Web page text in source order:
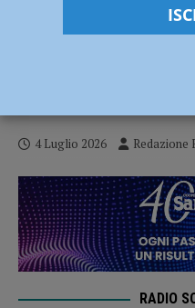
Aveva ferito un
4 Luglio 2026 Redazione
RADIO